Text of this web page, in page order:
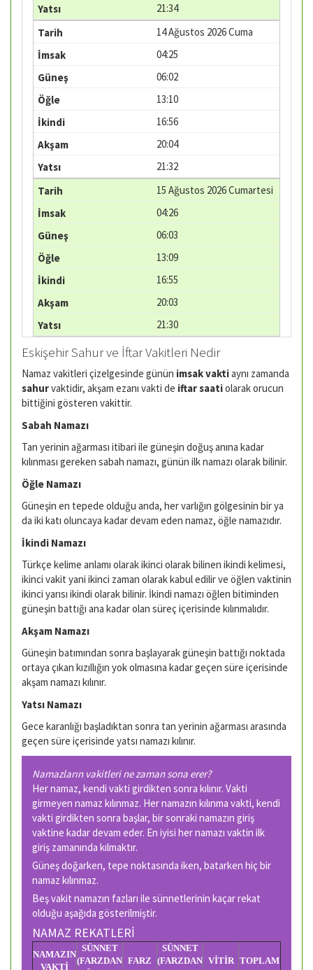
21:34
14 Ağustos 2026 Cuma
04:25
06:02
13:10
16:56
20:04
21:32
15 Ağustos 2026 Cumartesi
04:26
06:03
13:09
16:55
20:03
21:30
Eskişehir Sahur ve İftar Vakitleri Nedir
Namaz vakitleri çizelgesinde günün imsak vaktiaynı zamanda
sahurvaktidir, akşam ezanı vakti de iftar saatiolarak orucun
bittiğini gösteren vakittir.
Sabah Namazı
Tan yerinin ağarması itibari ile güneşin doğuş anına kadar
kılınması gereken sabah namazı, günün ilk namazı olarak bilinir.
Öğle Namazı
Güneşin en tepede olduğu anda, her varlığın gölgesinin bir ya
da iki katı oluncaya kadar devam eden namaz, öğle namazıdır.
İkindi Namazı
Türkçe kelime anlamı olarak ikinci olarak bilinen ikindi kelimesi,
ikinci vakit yani ikinci zaman olarak kabul edilir ve öğlen vaktinin
ikinci yarısı ikindi olarak bilinir. İkindi namazı öğlen bitiminden
güneşin battığı ana kadar olan süreç içerisinde kılınmalıdır.
Akşam Namazı
Güneşin batımından sonra başlayarak güneşin battığı noktada
ortaya çıkan kızıllığın yok olmasına kadar geçen süre içerisinde
akşam namazı kılınır.
Yatsı Namazı
Gece karanlığı başladıktan sonra tan yerinin ağarması arasında
geçen süre içerisinde yatsı namazı kılınır.
Namazların vakitleri ne zaman sona erer?
Her namaz, kendi vakti girdikten sonra kılınır. Vakti
girmeyen namaz kılınmaz. Her namazın kılınma vakti, kendi
vakti girdikten sonra başlar, bir sonraki namazın giriş
vaktine kadar devam eder. En iyisi her namazı vaktin ilk
giriş zamanında kılmaktır.
Güneş doğarken, tepe noktasında iken, batarken hiç bir
namaz kılınmaz.
Beş vakit namazın fazları ile sünnetlerinin kaçar rekat
olduğu aşağıda gösterilmiştir.
NAMAZ REKATLERİ
NAMAZIN
VAKTİ
SÜNNET
(FARZDAN FARZ
SÜNNET
(FARZDAN VİTİR TOPLAM